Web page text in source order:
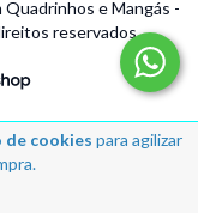
de cookies para agilizar
e Mangás -
reservados.